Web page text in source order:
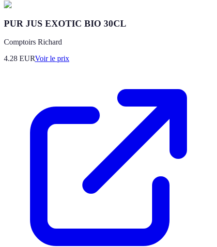
PUR JUS EXOTIC BIO 30CL
Comptoirs Richard
4.28 EURVoir le prix